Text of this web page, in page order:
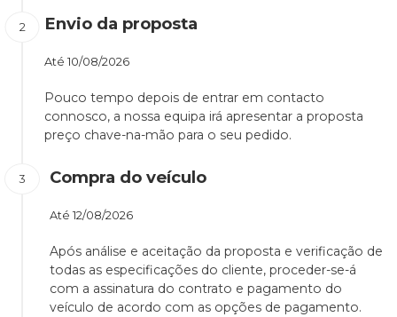
Envio da proposta
Até 10/08/2026
Pouco tempo depois de entrar em contacto
connosco, a nossa equipa irá apresentar a proposta
preço chave-na-mão para o seu pedido.
Compra do veículo
Até 12/08/2026
Após análise e aceitação da proposta e verificação de
todas as especificações do cliente, proceder-se-á
com a assinatura do contrato e pagamento do
veículo de acordo com as opções de pagamento.